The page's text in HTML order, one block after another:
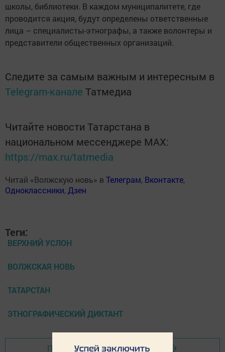
школы, библиотеки. В каждом муниципалитете, где
проводится акция, будут определены ответственные
лица – специалисты-этнографы, а также волонтеры и
представители общественных организаций.
Следите за самым важным и интересным в
Telegram-канале Татмедиа
Читайте новости Татарстана в
национальном мессенджере MАХ:
https://max.ru/tatmedia
Читай «Волжскую новь» в Телеграм, Вконтакте,
Одноклассники, Дзен
Теги:
ВЕРХНИЙ УСЛОН
ВОЛЖСКАЯ НОВЬ
ТАТАРСТАН
ЭТНОГРАФИЧЕСКИЙ ДИКТАНТ
Перейти на страницу новости